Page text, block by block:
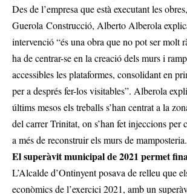
Des de l’empresa que està executant les obres,
Guerola Construcció, Alberto Alberola
intervenció “és una obra que no pot ser molt
ha de centrar-se en la creació dels murs i
accessibles les plataformes, consolidant en
per a després fer-los visitables”. Alberola
últims mesos els treballs s’han centrat a la
del carrer Trinitat, on s’han fet injeccions per
a més de reconstruir els murs de mamposteria.
El superàvit municipal de 2021 permet
L’Alcalde d’Ontinyent posava de relleu que
econòmics de l’exercici 2021, amb un